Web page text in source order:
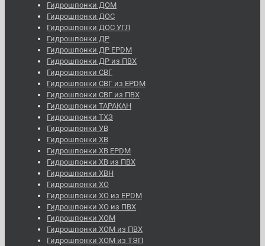
Гидрошпонки ДОМ
Гидрошпонки ДОС
Гидрошпонки ДОС УГЛ
Гидрошпонки ДР
Гидрошпонки ДР EPDM
Гидрошпонки ДР из ПВХ
Гидрошпонки СВГ
Гидрошпонки СВГ из EPDM
Гидрошпонки СВГ из ПВХ
Гидрошпонки ТАРАКАН
Гидрошпонки ТХЗ
Гидрошпонки УВ
Гидрошпонки ХВ
Гидрошпонки ХВ EPDM
Гидрошпонки ХВ из ПВХ
Гидрошпонки ХВН
Гидрошпонки ХО
Гидрошпонки ХО из EPDM
Гидрошпонки ХО из ПВХ
Гидрошпонки ХОМ
Гидрошпонки ХОМ из ПВХ
Гидрошпонки ХОМ из ТЭП